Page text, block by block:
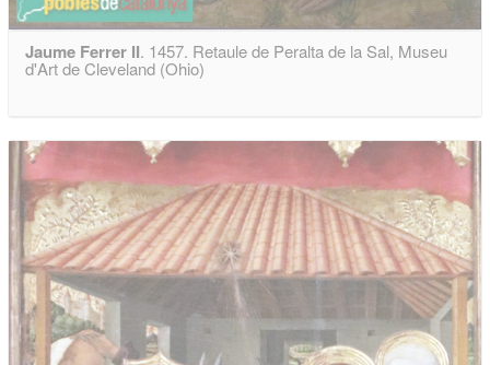
Jaume Ferrer II. 1457. Retaule de Peralta de la Sal, Museu
d'Art de Cleveland (Ohio)